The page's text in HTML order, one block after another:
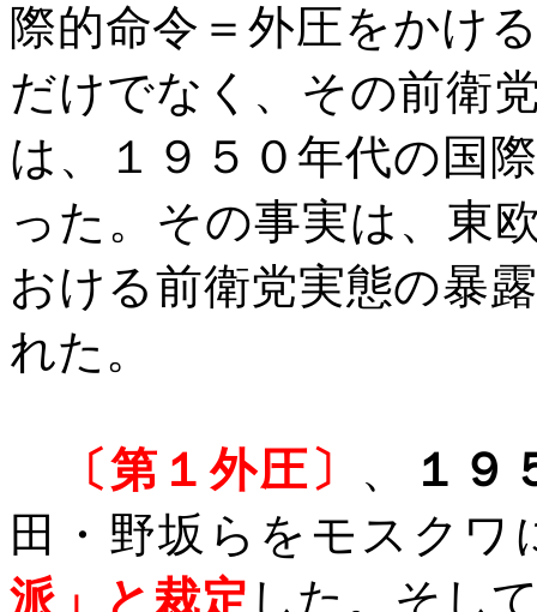
際的命令＝外圧をかけ
だけでなく、その前衛
は、１９５０年代の国
った。その事実は、東
おける前衛党実態の暴
れた。
〔第１外圧〕 、
１９
田・野坂らをモスクワ
派」と裁定 した。そし